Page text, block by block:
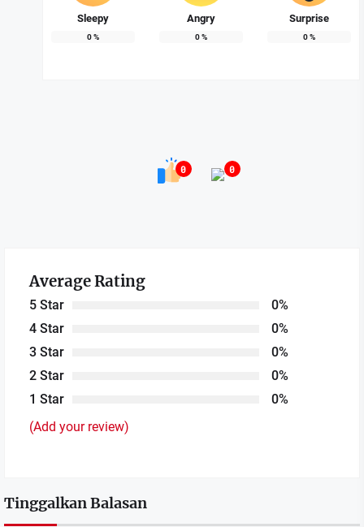
Sleepy
0%
Angry
0%
Surprise
0%
0 0
Average Rating
5 Star
0%
4 Star
0%
3 Star
0%
2 Star
0%
1 Star
0%
(Add your review)
Tinggalkan Balasan